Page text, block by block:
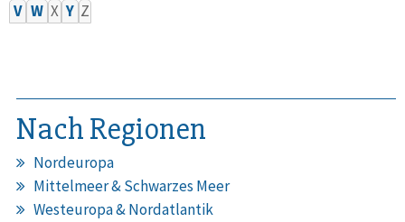
V W X Y Z
Nach Regionen
Nordeuropa
Mittelmeer & Schwarzes Meer
Westeuropa & Nordatlantik